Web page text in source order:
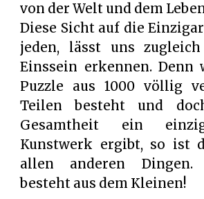
von der Welt und dem
Diese Sicht auf die
jeden, lässt uns
Einssein erkennen. Denn
Puzzle aus 1000 völlig
Teilen besteht und
Gesamtheit ein
Kunstwerk ergibt, so ist
allen anderen Dingen.
besteht aus dem Kleinen!